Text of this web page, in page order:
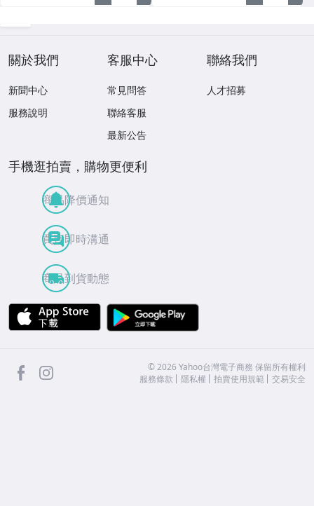
關於我們
新聞中心
服務說明
客服中心
常見問答
聯絡客服
最新公告
聯絡我們
人才招募
手機逛拍賣，購物更便利
商品降價通知
買賣即時溝通
商品到貨動態
APP Store
facebook ©2026 Yahoo台灣電子商務 保留所有權利
服務條款
隱私權 拍賣使用規範 交易安全